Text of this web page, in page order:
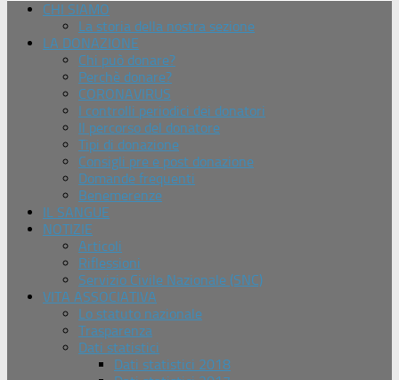
CHI SIAMO
La storia della nostra sezione
LA DONAZIONE
Chi può donare?
Perchè donare?
CORONAVIRUS
I controlli periodici dei donatori
Il percorso del donatore
Tipi di donazione
Consigli pre e post donazione
Domande frequenti
Benemerenze
IL SANGUE
NOTIZIE
Articoli
Riflessioni
Servizio Civile Nazionale (SNC)
VITA ASSOCIATIVA
Lo statuto nazionale
Trasparenza
Dati statistici
Dati statistici 2018